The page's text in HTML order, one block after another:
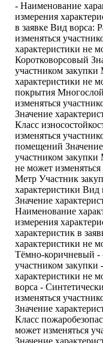
- Наименование
измерения
в заявке Вид ворса:
изменяться
характеристики не
Коротковорсовый
участником закупки
характеристики не
покрытия
изменяться
Значение
Класс
изменяться
помещений Значение
участником
не может
Метр Участник
характеристики Вид
Значение
Наименование
измерения
характеристик в
характеристики не
Тёмно-коричневый -
участником
характеристики не
ворса -
изменяться
Значение
Класс
может изменяться
Значение